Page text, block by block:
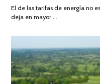
El de las tarifas de energía no
deja en mayor …